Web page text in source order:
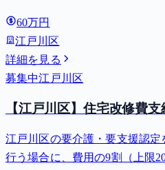
60万円
江戸川区
詳細を見る
募集中江戸川区
【江戸川区】住宅改修費支
江戸川区の要介護・要支援認
行う場合に、費用の9割（上限